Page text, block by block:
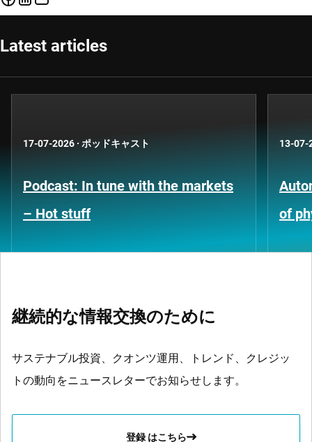
Latest articles
17-07-2026 · ポッドキャスト
Podcast: In tune with the markets
– Hot stuff
13-07-
of
継続的な情報交換のために
サステナブル投資、クオンツ運用、トレンド、クレジッ
トの動向をニュースレターでお知らせします。
登録 はこちら